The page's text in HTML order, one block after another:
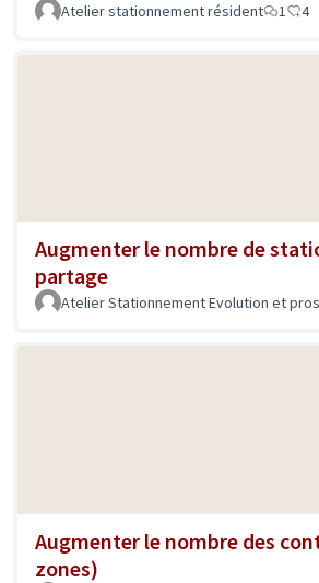
Atelier stationnement résident 1 4
Augmenter le nombre de
partage
Atelier Stationnement Evolution et
Augmenter le nombre des
zones)